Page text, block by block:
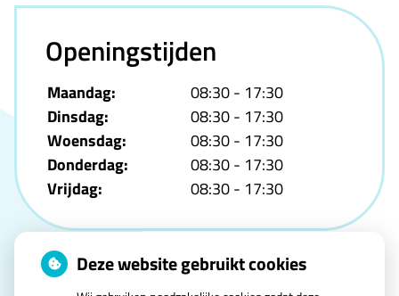
Openingstijden
Maandag:
08:30 - 17:30
Dinsdag:
08:30 - 17:30
Woensdag:
08:30 - 17:30
Donderdag:
08:30 - 17:30
Vrijdag:
08:30 - 17:30
Deze website gebruikt cookies